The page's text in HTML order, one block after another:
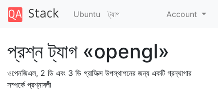
Ubuntu ট্যাগ Account
প্রশ্ন ট্যাগ «opengl»
ওপেনজিএল, 2 ডি এবং 3 ডি গ্রাফিক্স উপস্থাপনের জন্য একটি গ্রন্থাগার
সম্পর্কে প্রশ্নাবলী